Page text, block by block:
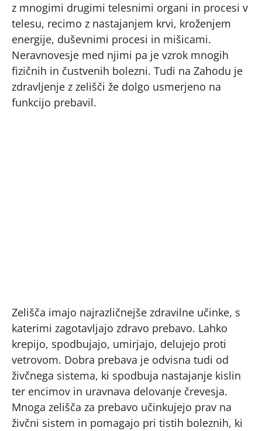
z mnogimi drugimi telesnimi organi in procesi v
telesu, recimo z nastajanjem krvi, kroženjem
energije, duševnimi procesi in mišicami.
Neravnovesje med njimi pa je vzrok mnogih
fizičnih in čustvenih bolezni. Tudi na Zahodu je
zdravljenje z zelišči že dolgo usmerjeno na
funkcijo prebavil.
Zelišča imajo najrazličnejše zdravilne učinke, s
katerimi zagotavljajo zdravo prebavo. Lahko
krepijo, spodbujajo, umirjajo, delujejo proti
vetrovom. Dobra prebava je odvisna tudi od
živčnega sistema, ki spodbuja nastajanje kislin
ter encimov in uravnava delovanje črevesja.
Mnoga zelišča za prebavo učinkujejo prav na
živčni sistem in pomagajo pri tistih boleznih, ki